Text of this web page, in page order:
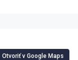
Otvoriť v Google Maps